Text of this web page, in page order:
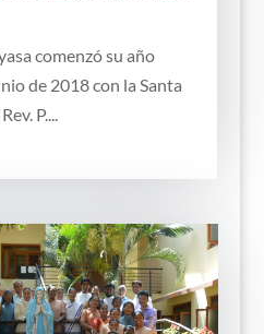
comenzó su año
de 2018 con la Santa
P....